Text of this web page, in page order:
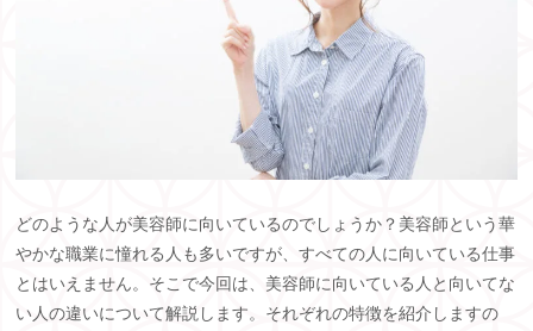
どのような人が美容師に向いているのでしょうか？美容師という華
やかな職業に憧れる人も多いですが、すべての人に向いている仕事
とはいえません。そこで今回は、美容師に向いている人と向いてな
い人の違いについて解説します。それぞれの特徴を紹介しますの